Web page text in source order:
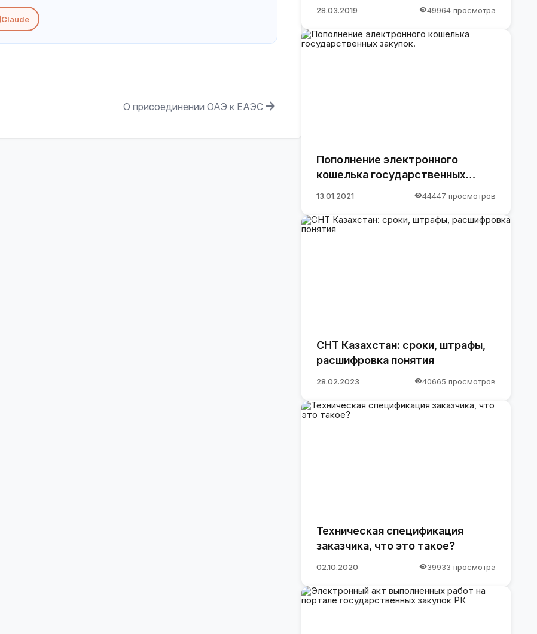
Claude
О присоединении ОАЭ к ЕАЭС
28.03.2019 49964 просмотра
Пополнение электронного
кошелька государственных
13.01.2021 44447 просмотров
СНТ Казахстан: сроки, штрафы,
расшифровка понятия
28.02.2023 40665 просмотров
Техническая спецификация
заказчика, что это такое?
02.10.2020 39933 просмотра